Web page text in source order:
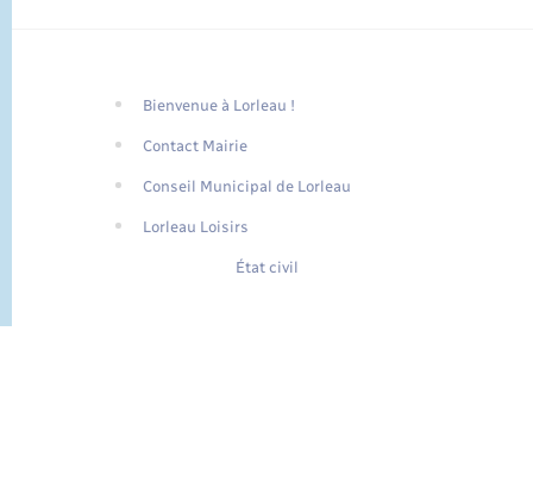
Traduction du
FR
Bienvenue à Lorleau !
Contact Mairie
Conseil Municipal de Lorleau
Lorleau Loisirs
État civil